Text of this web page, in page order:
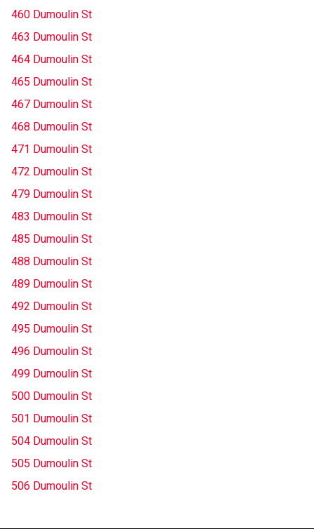
460 Dumoulin St
463 Dumoulin St
464 Dumoulin St
465 Dumoulin St
467 Dumoulin St
468 Dumoulin St
471 Dumoulin St
472 Dumoulin St
479 Dumoulin St
483 Dumoulin St
485 Dumoulin St
488 Dumoulin St
489 Dumoulin St
492 Dumoulin St
495 Dumoulin St
496 Dumoulin St
499 Dumoulin St
500 Dumoulin St
501 Dumoulin St
504 Dumoulin St
505 Dumoulin St
506 Dumoulin St